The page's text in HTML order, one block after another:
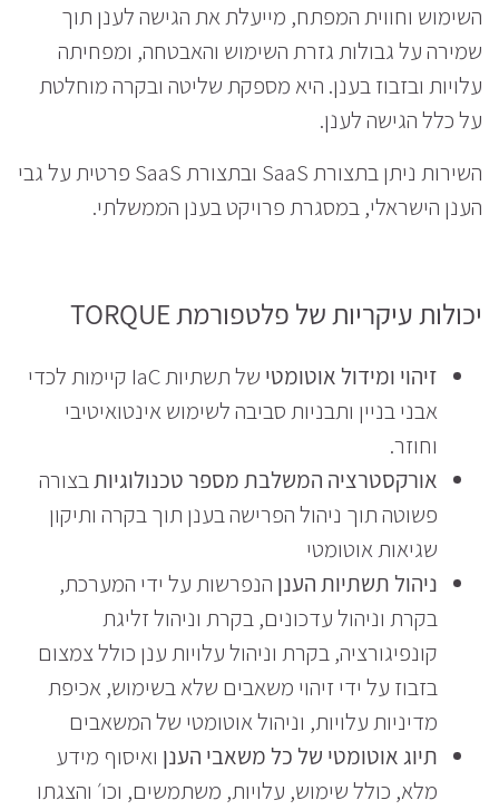
השימוש וחווית המפתח, מייעלת את הגישה לענן תוך
שמירה על גבולות גזרת השימוש והאבטחה, ומפחיתה
עלויות ובזבוז בענן. היא מספקת שליטה ובקרה מוחלטת
על כלל הגישה לענן.
השירות ניתן בתצורת SaaS ובתצורת SaaS פרטית על גבי
הענן הישראלי, במסגרת פרויקט בענן הממשלתי.
יכולות עיקריות של פלטפורמת TORQUE
זיהוי ומידול אוטומטי
של תשתיות IaC קיימות לכדי
אבני בניין ותבניות סביבה לשימוש אינטואיטיבי
וחוזר.
אורקסטרציה המשלבת מספר טכנולוגיותבצורה
פשוטה תוך ניהול הפרישה בענן תוך בקרה ותיקון
שגיאות אוטומטי
ניהול תשתיות הענן הנפרשות על ידי המערכת,
בקרת וניהול עדכונים, בקרת וניהול זליגת
קונפיגורציה, בקרת וניהול עלויות ענן כולל צמצום
בזבוז על ידי זיהוי משאבים שלא בשימוש, אכיפת
מדיניות עלויות, וניהול אוטומטי של המשאבים
תיוג אוטומטי של כל משאבי הענן ואיסוף מידע
מלא, כולל שימוש, עלויות, משתמשים, וכו׳ והצגתו